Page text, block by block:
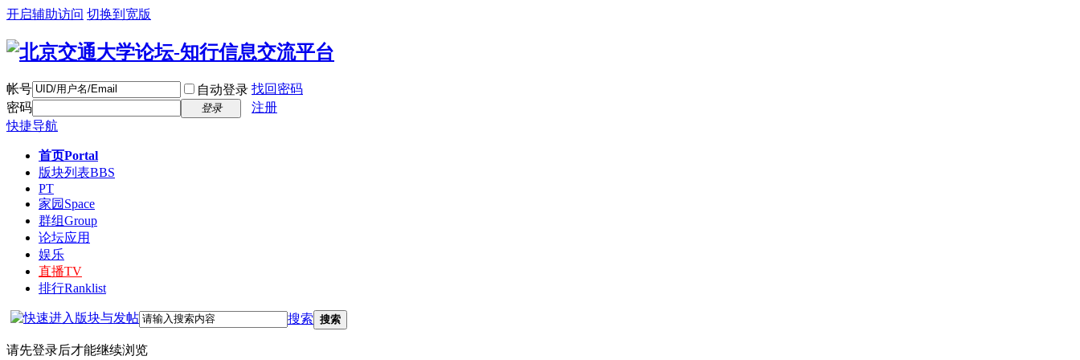
开启辅助访问 切换到宽版
帐号 自动登录 找回密码
密码
登录
注册
快捷导航
首页Portal
版块列表BBS
PT
家园 Space
群组Group
论坛应用
娱乐
直播TV
排行Ranklist
搜索 搜索
请先登录后才能继续浏览